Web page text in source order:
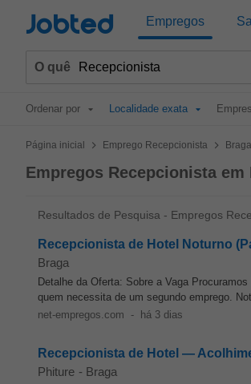
Jobted Empregos
O quê
Ordenar por Localidade exata
Página inicial > Emprego Recepcionista > Braga
Empregos Recepcionista em
Resultados de Pesquisa - Empregos
Recepcionista de Hotel Noturno
Braga
Detalhe da Oferta: Sobre a Vaga Procuramos
quem necessita de um segundo emprego.
net-empregos.com - há 3 dias
Recepcionista de Hotel —
Phiture - Braga